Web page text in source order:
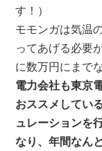
す！）
モモンガは気温
ってあげる必要
に数万円にまで
電力会社も東京
おススメしてい
ュレーションを
なり、年間なん